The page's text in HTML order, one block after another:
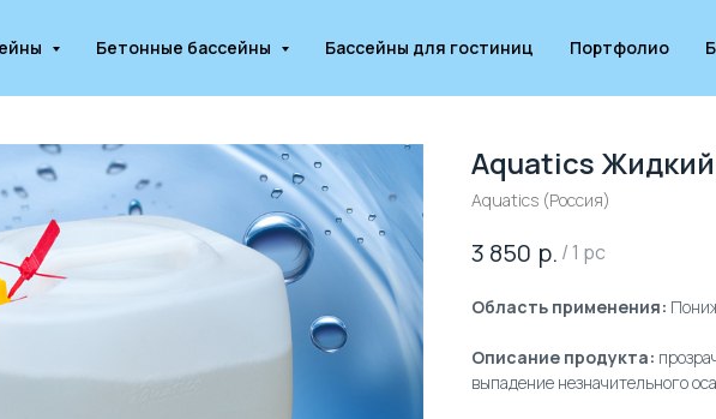
Бетонные бассейны Бассейны для гостиниц Портфолио
Aquatics Жидкий
Aquatics (Россия)
3 850 р. / 1 pc
Область применения:
Описание продукта:
выпадение незначительного